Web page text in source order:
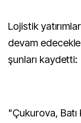
Lojistik
devam
şunları kaydetti:
"Çukurova,